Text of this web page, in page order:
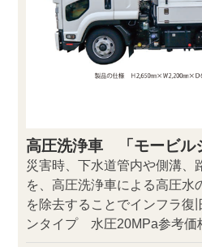
高圧洗浄車 「モービル
災害時、下水道管内や側溝、
を、高圧洗浄車による高圧水
を除去することでインフラ復
ンタイプ 水圧20MPa参考価